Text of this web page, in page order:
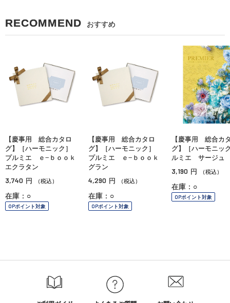
RECOMMEND おすすめ
【慶事用 総合カタロ
グ】［ハーモニック］
プルミエ ｅ−ｂｏｏｋ
エクラタン
3,740 円 （税込）
在庫：○
OPポイント対象
【慶事用 総合カタロ
グ】［ハーモニック］
プルミエ ｅ−ｂｏｏｋ
グラン
4,290 円 （税込）
在庫：○
OPポイント対象
【慶事用 総合カ
グ】［ハーモニッ
ルミエ サージュ
3,190 円 （税込）
在庫：○
OPポイント対象